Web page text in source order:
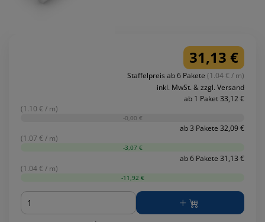
31,13 €
Staffelpreis ab 6 Pakete (1.04 € / m)
inkl. MwSt. & zzgl. Versand
ab 1 Paket 33,12 €
(1.10 € / m)
-0,00 €
ab 3 Pakete 32,09 €
(1.07 € / m)
-3,07 €
ab 6 Pakete 31,13 €
(1.04 € / m)
-11,92 €
Menge